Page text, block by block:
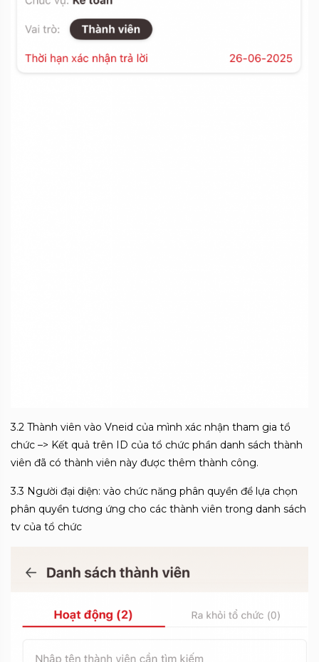
3.2 Thành viên vào Vneid của mình xác nhận tham gia tổ
chức –> Kết quả trên ID của tổ chức phần danh sách thành
viên đã có thành viên này được thêm thành công.
3.3 Người đại diện: vào chức năng phân quyền để lựa chọn
phân quyền tương ứng cho các thành viên trong danh sách
tv của tổ chức